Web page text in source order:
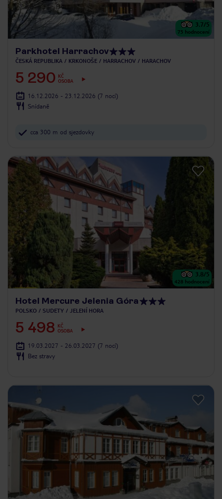
3.7/5
75 hodnocení
Parkhotel Harrachov
ČESKÁ REPUBLIKA KRKONOŠE HARRACHOV HARACHOV
5 290
KČ
OSOBA
16.12.2026 - 23.12.2026 (7 nocí)
Snídaně
cca 300 m od sjezdovky
3.8/5
428 hodnocení
Hotel Mercure Jelenia Góra
POLSKO SUDETY JELENÍ HORA
5 498
KČ
OSOBA
19.03.2027 - 26.03.2027 (7 nocí)
Bez stravy